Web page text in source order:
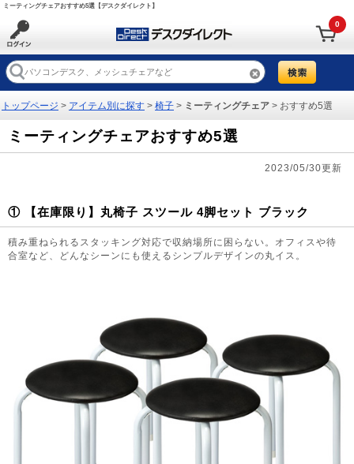
ミーティングチェアおすすめ5選【デスクダイレクト】
0
トップページ > アイテム別に探す > 椅子 > ミーティングチェア > おすすめ5選
ミーティングチェアおすすめ5選
2023/05/30更新
① 【在庫限り】丸椅子 スツール 4脚セット ブラック
積み重ねられるスタッキング対応で収納場所に困らない。オフィスや待
合室など、どんなシーンにも使えるシンプルデザインの丸イス。